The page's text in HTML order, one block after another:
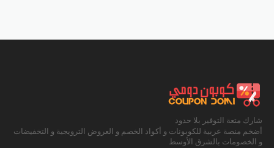
شارك متعة التوفير بلا حدود
أضخم منصة عربية للكوبونات و أكواد الخصم و العروض الترويجية و التخفيضات
و الخصومات بالشرق الأوسط